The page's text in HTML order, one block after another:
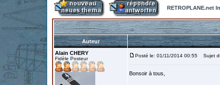
RETROPLANE.net
Auteur
Alain CHERY
Fidèle Posteur
Posté le: 01/11/2014 00:55 Sujet
Bonsoir à tous,